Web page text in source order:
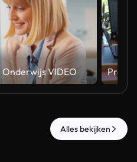
Onderwijs VIDEO
Alles bekijken